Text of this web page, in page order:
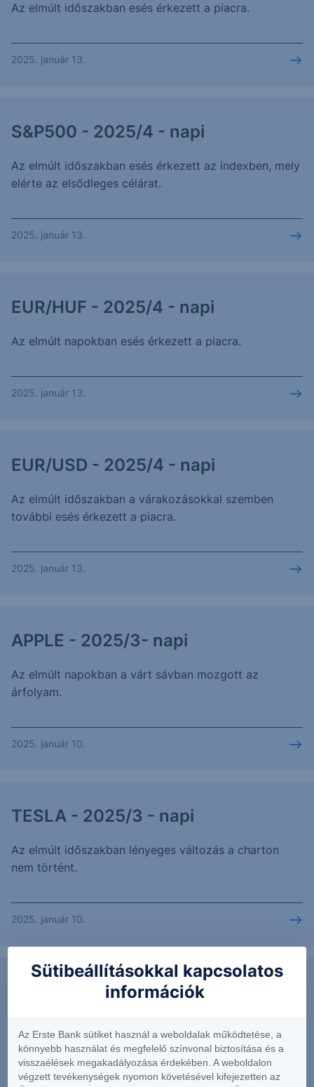
Az elmúlt időszakban esés érkezett a piacra.
2025. január 13.
S&P500 - 2025/4 - napi
Az elmúlt időszakban esés érkezett az indexben, mely
elérte az elsődleges célárat.
2025. január 13.
EUR/HUF - 2025/4 - napi
Az elmúlt napokban esés érkezett a piacra.
2025. január 13.
EUR/USD - 2025/4 - napi
Az elmúlt időszakban a várakozásokkal szemben
további esés érkezett a piacra.
2025. január 13.
APPLE - 2025/3- napi
Az elmúlt napokban a várt sávban mozgott az
árfolyam.
2025. január 10.
TESLA - 2025/3 - napi
Az elmúlt időszakban lényeges változás a charton
nem történt.
2025. január 10.
OTP: Ellenállás áttörve - 2025/3 -
Az elmúlt napokban elérte az ellenállási zónát az
árfolyam, majd áttörte.
Sütibeállításokkal kapcsolatos
információk
Az Erste Bank sütiket használ a weboldalak működtetése, a
könnyebb használat és megfelelő színvonal biztosítása és a
visszaélések megakadályozása érdekében. A weboldalon
végzett tevékenységek nyomon követésével kifejezetten az